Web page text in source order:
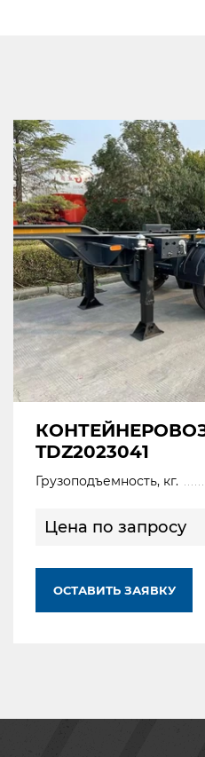
КОНТЕЙНЕРОВОЗ
TDZ2023041
Грузоподъемность, кг.
Цена по запросу
ОСТАВИТЬ ЗАЯВКУ